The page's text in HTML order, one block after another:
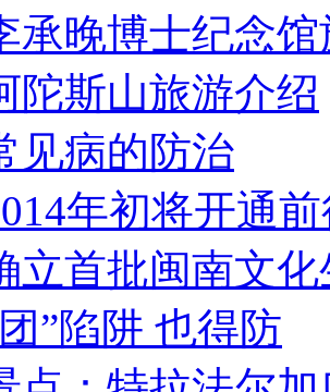
承晚博士纪念
陀斯山旅游介绍
见病的防治
年初将开通
立首批闽南文
”陷阱 也得防